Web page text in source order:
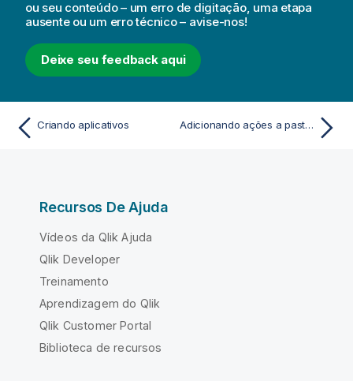
ou seu conteúdo – um erro de digitação, uma etapa
ausente ou um erro técnico – avise-nos!
Deixe seu feedback aqui
Criando aplicativos Adicionando ações a pastas
Recursos De Ajuda
Vídeos da Qlik Ajuda
Qlik Developer
Treinamento
Aprendizagem do Qlik
Qlik Customer Portal
Biblioteca de recursos